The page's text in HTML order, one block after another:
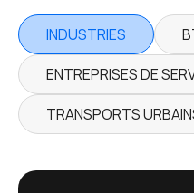
INDUSTRIES
ENTREPRISES DE
TRANSPORTS